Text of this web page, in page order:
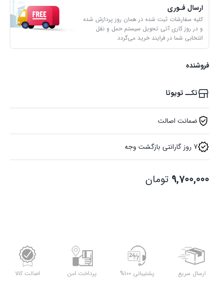
ارسال فـوری
کلیه سفارشات ثبت شده در همان روز پردازش شده
و در روز کاری آتی تحویل سیستم حمل و نقل
انتخابی شما در فرایند خرید می‌گردد
فروشنده
تکــ تویوتا
ضمانت اصالت
7 روز گارانتی بازگشت وجه
9,700,000 تومان
ارسال سریع پشتیبانی 100% پرداخت امن اصالت کالا